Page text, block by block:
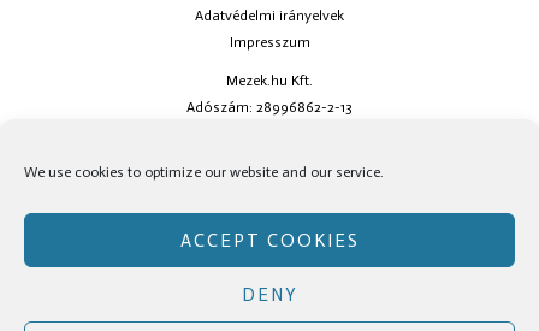
We use cookies to optimize our website and our service.
ACCEPT COOKIES
DENY
Adatvédelmi irányelvek
Impresszum
Mezek.hu Kft.
Adószám: 28996862-2-13
social oldalainkon!
Copyright © Mezek.hu 2026 Mezek.hu